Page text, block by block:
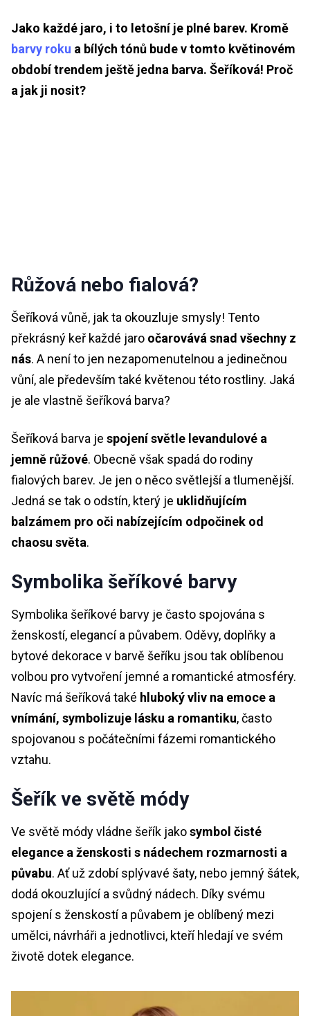
Jako každé jaro, i to letošní je plné barev. Kromě
barvy roku a bílých tónů bude v tomto květinovém
období trendem ještě jedna barva. Šeříková! Proč
a jak ji nosit?
Růžová nebo fialová?
Šeříková vůně, jak ta okouzluje smysly! Tento
překrásný keř každé jaro očarovává snad všechny z
nás. A není to jen nezapomenutelnou a jedinečnou
vůní, ale především také květenou této rostliny. Jaká
je ale vlastně šeříková barva?
Šeříková barva je spojení světle levandulové a
jemně růžové. Obecně však spadá do rodiny
fialových barev. Je jen o něco světlejší a tlumenější.
Jedná se tak o odstín, který je uklidňujícím
balzámem pro oči nabízejícím odpočinek od
chaosu světa.
Symbolika šeříkové barvy
Symbolika šeříkové barvy je často spojována s
ženskostí, elegancí a půvabem. Oděvy, doplňky a
bytové dekorace v barvě šeříku jsou tak oblíbenou
volbou pro vytvoření jemné a romantické atmosféry.
Navíc má šeříková také hluboký vliv na emoce a
vnímání, symbolizuje lásku a romantiku, často
spojovanou s počátečními fázemi romantického
vztahu.
Šeřík ve světě módy
Ve světě módy vládne šeřík jakosymbol čisté
elegance a ženskosti s nádechem rozmarnosti a
půvabu. Ať už zdobí splývavé šaty, nebo jemný šátek,
dodá okouzlující a svůdný nádech. Díky svému
spojení s ženskostí a půvabem je oblíbený mezi
umělci, návrháři a jednotlivci, kteří hledají ve svém
životě dotek elegance.